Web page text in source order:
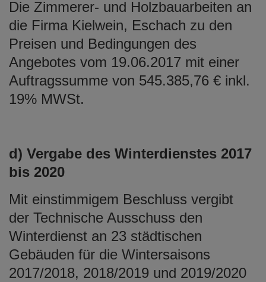
Die Zimmerer- und Holzbauarbeiten an
die Firma Kielwein, Eschach zu den
Preisen und Bedingungen des
Angebotes vom 19.06.2017 mit einer
Auftragssumme von 545.385,76 € inkl.
19% MWSt.
d) Vergabe des Winterdienstes 2017
bis 2020
Mit einstimmigem Beschluss vergibt
der Technische Ausschuss den
Winterdienst an 23 städtischen
Gebäuden für die Wintersaisons
2017/2018, 2018/2019 und 2019/2020